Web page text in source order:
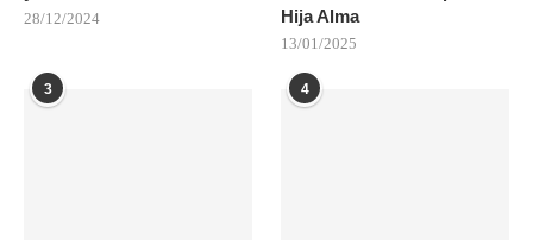
28/12/2024
Hija Alma
13/01/2025
3 4